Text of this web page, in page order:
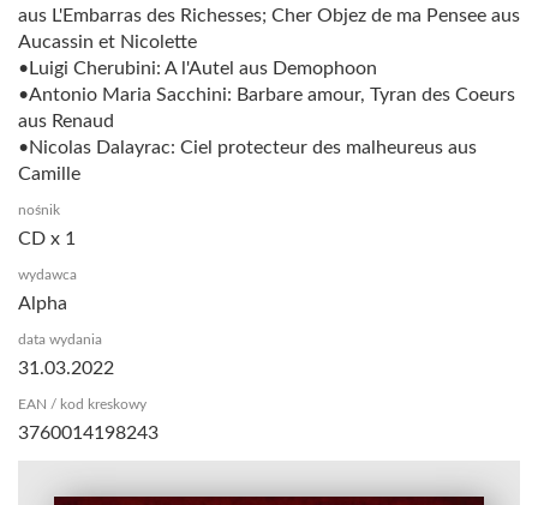
aus L'Embarras des Richesses; Cher Objez de ma Pensee aus
Aucassin et Nicolette
•Luigi Cherubini: A l'Autel aus Demophoon
•Antonio Maria Sacchini: Barbare amour, Tyran des Coeurs
aus Renaud
•Nicolas Dalayrac: Ciel protecteur des malheureus aus
Camille
nośnik
CD x 1
wydawca
Alpha
data wydania
31.03.2022
EAN / kod kreskowy
3760014198243